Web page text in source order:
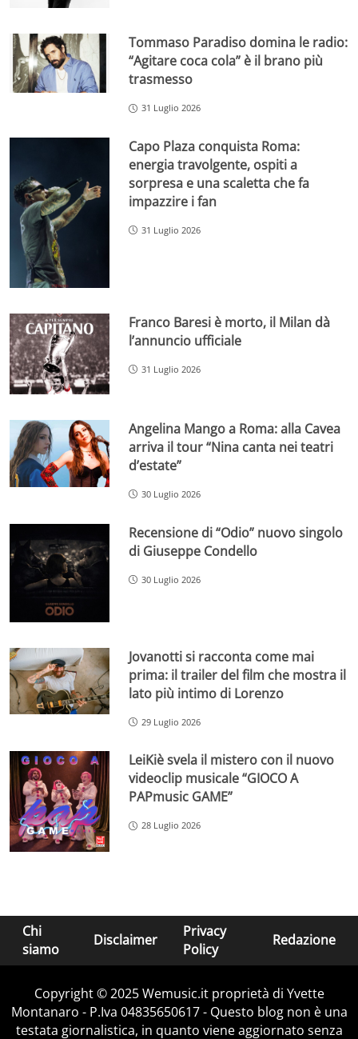
Tommaso Paradiso domina le radio:
“Agitare coca cola” è il brano più
trasmesso
31 Luglio 2026
Capo Plaza conquista Roma:
energia travolgente, ospiti a
sorpresa e una scaletta che fa
impazzire i fan
31 Luglio 2026
Franco Baresi è morto, il Milan dà
l’annuncio ufficiale
31 Luglio 2026
Angelina Mango a Roma: alla Cavea
arriva il tour “Nina canta nei teatri
d’estate”
30 Luglio 2026
Recensione di “Odio” nuovo singolo
di Giuseppe Condello
30 Luglio 2026
Jovanotti si racconta come mai
prima: il trailer del film che mostra il
lato più intimo di Lorenzo
29 Luglio 2026
LeiKiè svela il mistero con il nuovo
videoclip musicale “GIOCO A
PAPmusic GAME”
28 Luglio 2026
Chi
siamo
Disclaimer
Privacy
Policy
Redazione
Copyright © 2025 Wemusic.it proprietà di Yvette
Montanaro - P.Iva 04835650617 - Questo blog non è una
testata giornalistica, in quanto viene aggiornato senza